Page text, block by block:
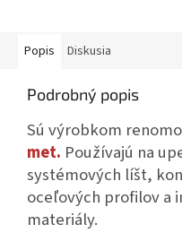
Popis Diskusia
Podrobný popis
Sú výrobkom
met. Používajú na
systémových líšt,
oceľových profilov a
materiály.